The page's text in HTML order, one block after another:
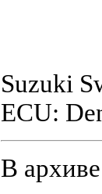
Suzuki
ECU:
В